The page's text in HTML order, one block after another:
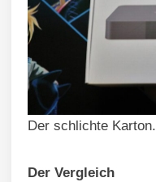
Der schlichte Karton.
Der Vergleich